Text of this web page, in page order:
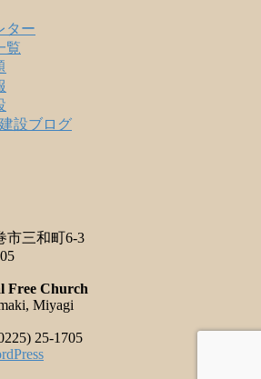
ター
覧
設ブログ
市三和町6-3
Free Church
Miyagi
25-1705